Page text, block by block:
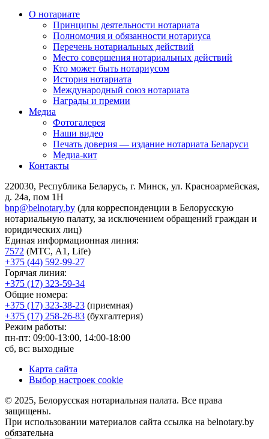
О нотариате
Принципы деятельности нотариата
Полномочия и обязанности нотариуса
Перечень нотариальных действий
Место совершения нотариальных действий
Кто может быть нотариусом
История нотариата
Международный союз нотариата
Награды и премии
Медиа
Фотогалерея
Наши видео
Печать доверия — издание нотариата Беларуси
Медиа-кит
Контакты
220030, Республика Беларусь, г. Минск, ул. Красноармейская,
д. 24а, пом 1Н
bnp@belnotary.by (для корреспонденции в Белорусскую
нотариальную палату, за исключением обращений граждан и
юридических лиц)
Единая информационная линия:
7572 (МТС, A1, Life)
+375 (44) 592-99-27
Горячая линия:
+375 (17) 323-59-34
Общие номера:
+375 (17) 323-38-23 (приемная)
+375 (17) 258-26-83 (бухгалтерия)
Режим работы:
пн-пт: 09:00-13:00, 14:00-18:00
сб, вс: выходные
Карта сайта
Выбор настроек cookie
© 2025, Белорусская нотариальная палата. Все права
защищены.
При использовании материалов сайта ссылка на belnotary.by
обязательна